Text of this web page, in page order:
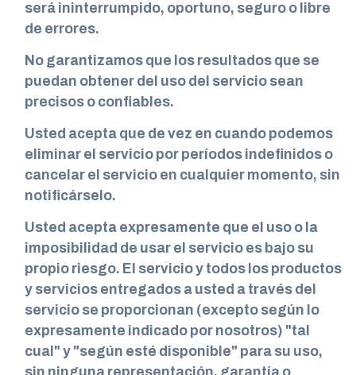
será ininterrumpido, oportuno, seguro o libre
de errores.
No garantizamos que los resultados que se
puedan obtener del uso del servicio sean
precisos o confiables.
Usted acepta que de vez en cuando podemos
eliminar el servicio por períodos indefinidos o
cancelar el servicio en cualquier momento, sin
notificárselo.
Usted acepta expresamente que el uso o la
imposibilidad de usar el servicio es bajo su
propio riesgo. El servicio y todos los productos
y servicios entregados a usted a través del
servicio se proporcionan (excepto según lo
expresamente indicado por nosotros) "tal
cual" y "según esté disponible" para su uso,